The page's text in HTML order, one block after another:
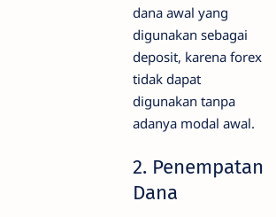
dana awal yang
digunakan sebagai
deposit, karena forex
tidak dapat
digunakan tanpa
adanya modal awal.
2. Penempatan
Dana